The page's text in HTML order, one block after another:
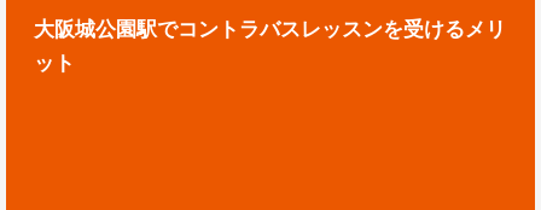
大阪城公園駅でコントラバスレッスンを受けるメリ
ット